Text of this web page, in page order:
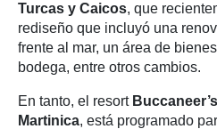
Turcas y Caicos, que
rediseño que incluyó una
frente al mar, un área de
bodega, entre otros cambios.
En tanto, el resort
Martinica, está programado